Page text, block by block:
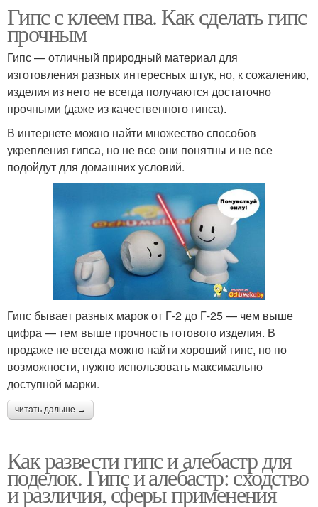
Гипс с клеем пва. Как сделать гипс
прочным
Гипс — отличный природный материал для
изготовления разных интересных штук, но, к сожалению,
изделия из него не всегда получаются достаточно
прочными (даже из качественного гипса).
В интернете можно найти множество способов
укрепления гипса, но не все они понятны и не все
подойдут для домашних условий.
Гипс бывает разных марок от Г-2 до Г-25 — чем выше
цифра — тем выше прочность готового изделия. В
продаже не всегда можно найти хороший гипс, но по
возможности, нужно использовать максимально
доступной марки.
читать дальше →
Как развести гипс и алебастр для
поделок. Гипс и алебастр: сходство
и различия, сферы применения